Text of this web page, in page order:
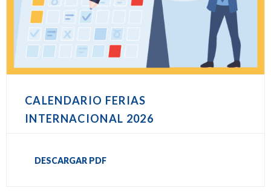
CALENDARIO FERIAS
INTERNACIONAL 2026
DESCARGAR PDF